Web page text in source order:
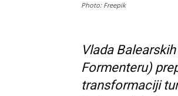
Photo: Freepik
Vlada
Formenteru)
transformaciji